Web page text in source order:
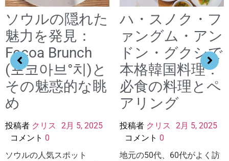
ソウルの隠れた
魅力を発見：
Focoa Brunch
(포코아브°치)と
その魅惑的な眺
め
投稿者 クリス
2月 5, 2025
コメント 0
ソウルの人気スポット
ハ・スノク・フ
ァングム・アン
ドン・グクシで
本格韓国料理：
必食の料理とペ
アリング
投稿者 クリス
2月 5, 2025
コメント 0
地元の50代、60代がよく訪